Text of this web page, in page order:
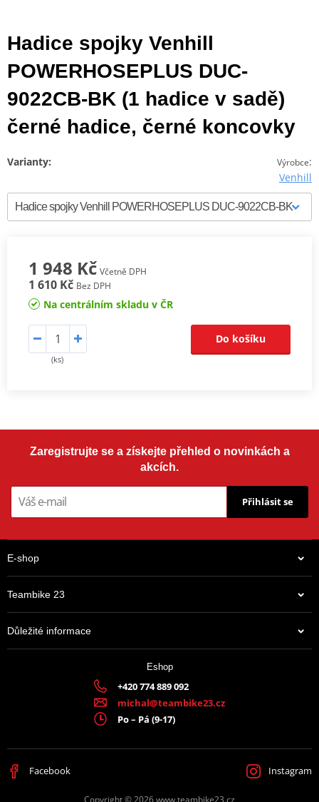
Hadice spojky Venhill
POWERHOSEPLUS DUC-
9022CB-BK (1 hadice v sadě)
černé hadice, černé koncovky
Výrobce:
Venhill
Varianty:
1 948 Kč Včetně DPH
1 610 Kč Bez DPH
Na centrálním skladu v ČR
(ks)
Do košíku
Zaregistrujte se a získejte přehled o novinkách a
akcích.
Přihlásit se
E-shop
Teambike 23
Důležité informace
Eshop
+420 774 889 092
michal@teambike23.cz
Po – Pá (9-17)
Facebook Instagram
Copyright © 2026 www.teambike23.cz